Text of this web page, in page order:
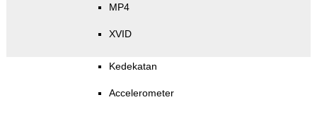
MP4
XVID
Kedekatan
Accelerometer